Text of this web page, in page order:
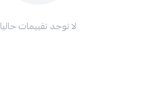
لا توجد تقييمات حاليا